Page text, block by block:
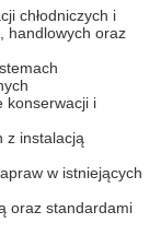
chłodniczych i
handlowych oraz
konserwacji i
z instalacją
w istniejących
oraz standardami